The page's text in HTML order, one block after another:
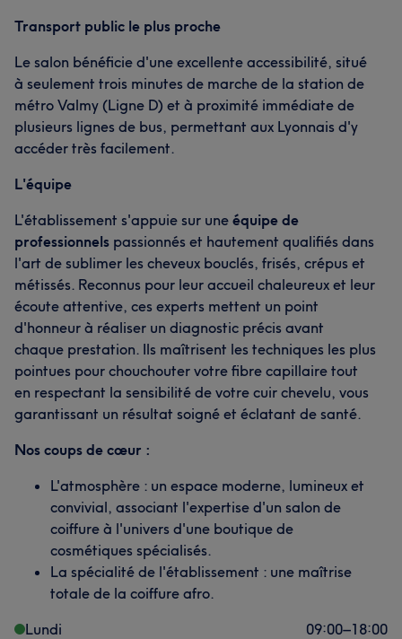
Transport public le plus proche
Le salon bénéficie d'une excellente accessibilité, situé
à seulement trois minutes de marche de la station de
métro Valmy (Ligne D) et à proximité immédiate de
plusieurs lignes de bus, permettant aux Lyonnais d'y
accéder très facilement.
L'équipe
L'établissement s'appuie sur une équipe de
professionnels passionnés et hautement qualifiés dans
l'art de sublimer les cheveux bouclés, frisés, crépus et
métissés. Reconnus pour leur accueil chaleureux et leur
écoute attentive, ces experts mettent un point
d'honneur à réaliser un diagnostic précis avant
chaque prestation. Ils maîtrisent les techniques les plus
pointues pour chouchouter votre fibre capillaire tout
en respectant la sensibilité de votre cuir chevelu, vous
garantissant un résultat soigné et éclatant de santé.
Nos coups de cœur :
L'atmosphère : un espace moderne, lumineux et
convivial, associant l'expertise d'un salon de
coiffure à l'univers d'une boutique de
cosmétiques spécialisés.
La spécialité de l'établissement : une maîtrise
totale de la coiffure afro.
Lundi
09:00–18:00